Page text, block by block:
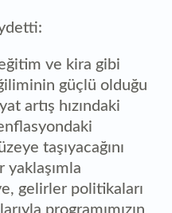
ve kira gibi
güçlü olduğu
artış hızındaki
taşıyacağını
gelirler politikaları
programımızın